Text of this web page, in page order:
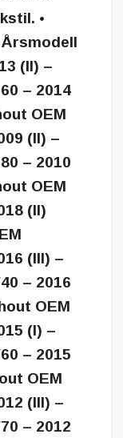
•
(II) –
– 2014
OEM
(II) –
– 2010
OEM
(II)
(III) –
– 2016
OEM
(I) –
– 2015
OEM
(III) –
– 2012